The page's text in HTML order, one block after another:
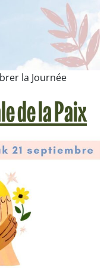
la Journée
de la Paix